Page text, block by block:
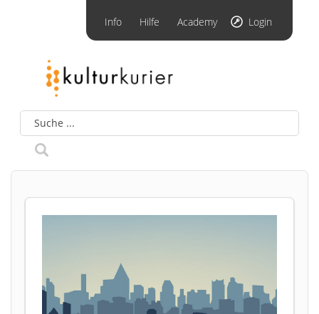
Info Hilfe Academy Login